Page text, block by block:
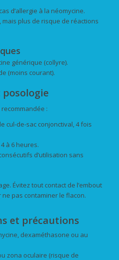
d’allergie à la néomycine.
plus de risque de réactions
générique (collyre).
(moins courant).
:
cul-de-sac conjonctival, 4 fois
à 6 heures.
d’utilisation sans
Évitez tout contact de l’embout
pas contaminer le flacon.
et précautions
dexaméthasone ou au
zona oculaire (risque de